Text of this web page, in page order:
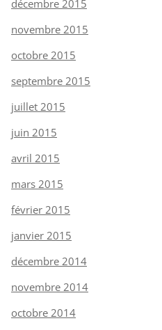
décembre 2015
novembre 2015
octobre 2015
septembre 2015
juillet 2015
juin 2015
avril 2015
mars 2015
février 2015
janvier 2015
décembre 2014
novembre 2014
octobre 2014